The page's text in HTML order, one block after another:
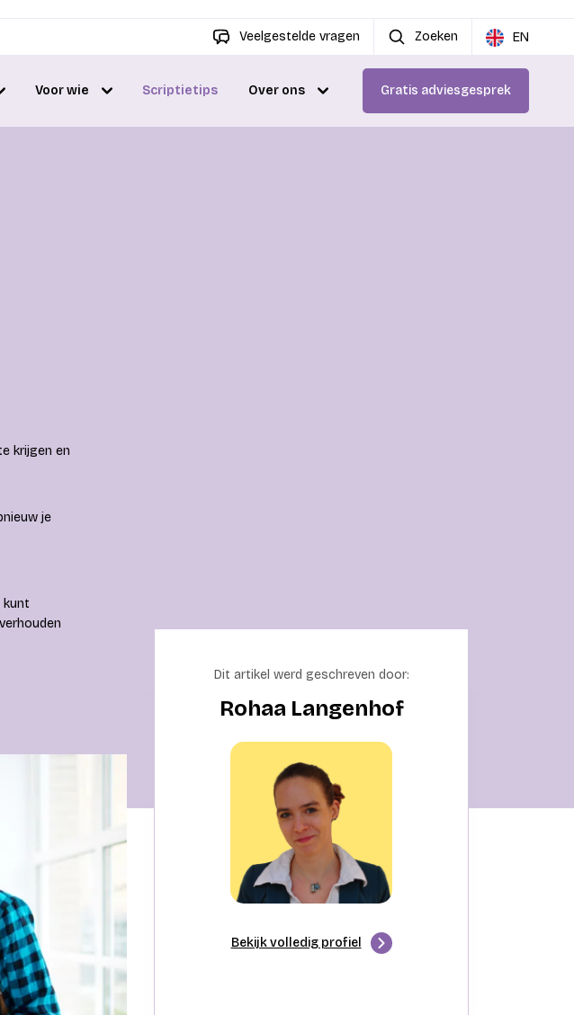
Veelgestelde vragen Zoeken EN
Voor wie Scriptietips Over ons Gratis adviesgesprek
krijgen en
je
kunt
Dit artikel werd geschreven door:
Rohaa Langenhof
Bekijk volledig profiel